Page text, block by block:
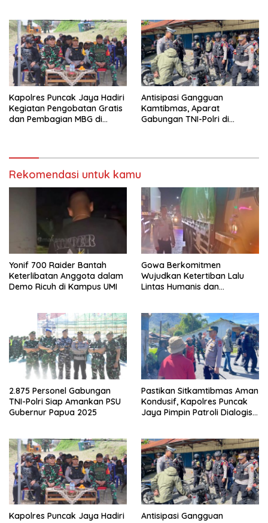
Kapolres Puncak Jaya Hadiri
Kegiatan Pengobatan Gratis
dan Pembagian MBG di
Antisipasi Gangguan
Kamtibmas, Aparat
Gabungan TNI-Polri di
Rekomendasi untuk kamu
Yonif 700 Raider Bantah
Keterlibatan Anggota dalam
Demo Ricuh di Kampus UMI
Gowa Berkomitmen
Wujudkan Ketertiban Lalu
Lintas Humanis dan
2.875 Personel Gabungan
TNI-Polri Siap Amankan PSU
Gubernur Papua 2025
Pastikan Sitkamtibmas Aman
Kondusif, Kapolres Puncak
Jaya Pimpin Patroli Dialogis
Kapolres Puncak Jaya Hadiri
Antisipasi Gangguan